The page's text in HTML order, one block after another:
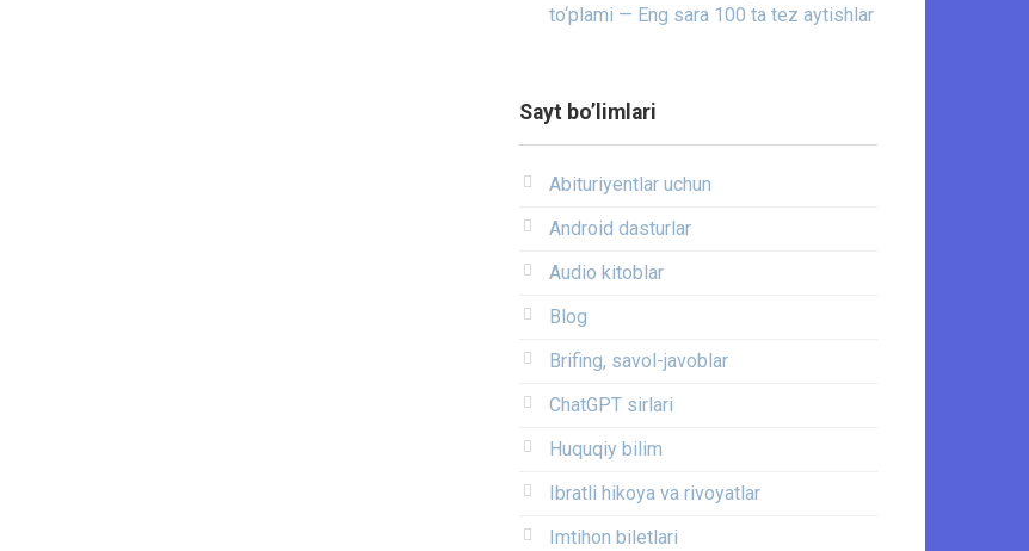
to‘plami — Eng sara 100 ta tez aytishlar
Sayt bo’limlari
Abituriyentlar uchun
Android dasturlar
Audio kitoblar
Blog
Brifing, savol-javoblar
ChatGPT sirlari
Huquqiy bilim
Ibratli hikoya va rivoyatlar
Imtihon biletlari